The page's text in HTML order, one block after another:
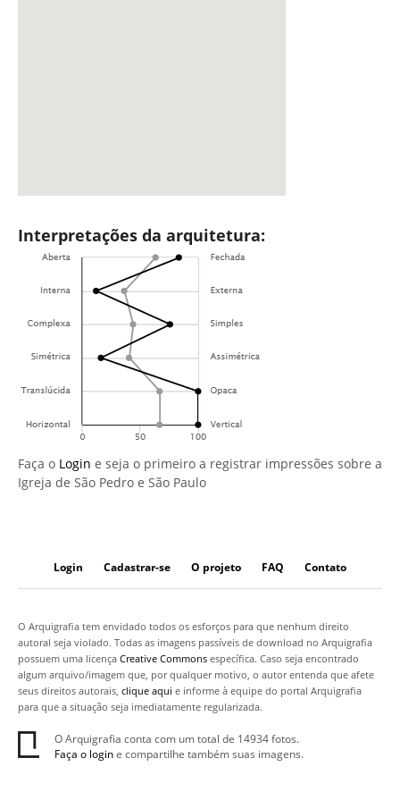
Interpretações da arquitetura:
Faça o Login e seja o primeiro a registrar impressões sobre a
Igreja de São Pedro e São Paulo
Login Cadastrar-se O projeto FAQ Contato
O Arquigrafia tem envidado todos os esforços para que nenhum direito
autoral seja violado. Todas as imagens passíveis de download no Arquigrafia
possuem uma licença Creative Commons específica. Caso seja encontrado
algum arquivo/imagem que, por qualquer motivo, o autor entenda que afete
seus direitos autorais, clique aqui e informe à equipe do portal Arquigrafia
para que a situação seja imediatamente regularizada.
O Arquigrafia conta com um total de 14934 fotos.
Faça o logine compartilhe também suas imagens.